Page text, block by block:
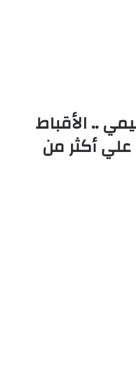
.. الأقباط
أكثر من